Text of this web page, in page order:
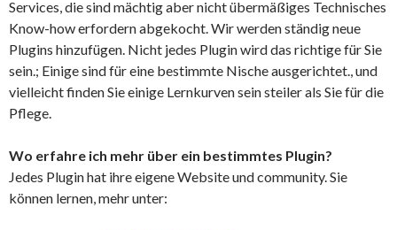
Services, die sind mächtig aber nicht übermäßiges Technisches
Know-how erfordern abgekocht. Wir werden ständig neue
Plugins hinzufügen. Nicht jedes Plugin wird das richtige für Sie
sein.; Einige sind für eine bestimmte Nische ausgerichtet., und
vielleicht finden Sie einige Lernkurven sein steiler als Sie für die
Pflege.
Wo erfahre ich mehr über ein bestimmtes Plugin?
Jedes Plugin hat ihre eigene Website und community. Sie
können lernen, mehr unter: